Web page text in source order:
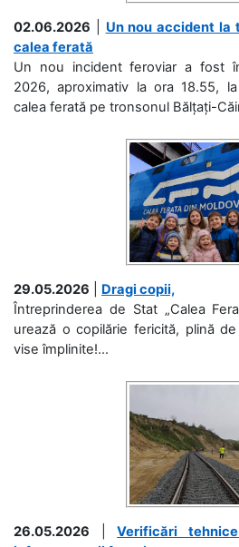
02.06.2026
Un nou accident la
calea ferată
Un nou incident feroviar a fost
2026, aproximativ la ora 18.55,
calea ferată pe tronsonul Bălțați-
29.05.2026
Dragi copii,
Întreprinderea de Stat „Calea
urează o copilărie fericită, plină
vise împlinite!...
26.05.2026 |Verificări